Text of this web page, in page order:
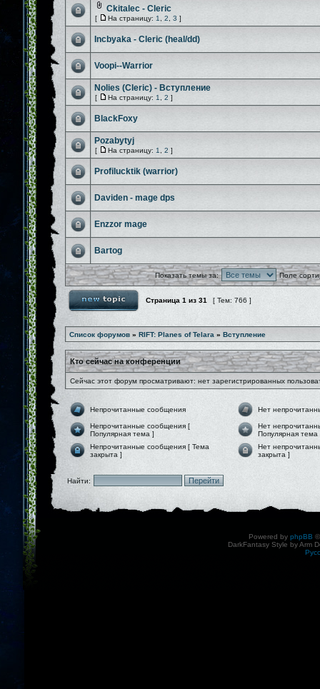
Ckitalec - Cleric
[ На страницу: 1 2 3 ]
Incbyaka - Cleric (heal/dd)
Voopi--Warrior
Nolies (Cleric) - Вступление
[ На страницу: 1 2 ]
BlackFoxy
Pozabytyj
[ На страницу: 1 2 ]
Profilucktik (warrior)
Daviden - mage dps
Enzzor mage
Bartog
Показать темы за: Поле
Страница 1 из 31 [ Тем: 766 ]
Список форумов » RIFT: Planes of Telara » Вступление
Кто сейчас на конференции
Сейчас этот форум просматривают: нет зарегистрированных
Непрочитанные сообщения Нет
Непрочитанные сообщения [
Популярная тема ]
Нет
Популярная тема
Непрочитанные сообщения [ Тема
закрыта ]
Нет
закрыта ]
Найти:
Powered by phpBB
DarkFantasy Style by Arm